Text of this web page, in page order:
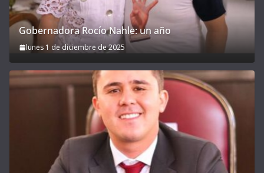
Gobernadora Rocío Nahle: un año
lunes 1 de diciembre de 2025